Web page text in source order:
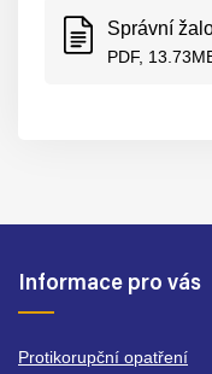
Správní
PDF,
Informace pro vás
Protikorupční opatření